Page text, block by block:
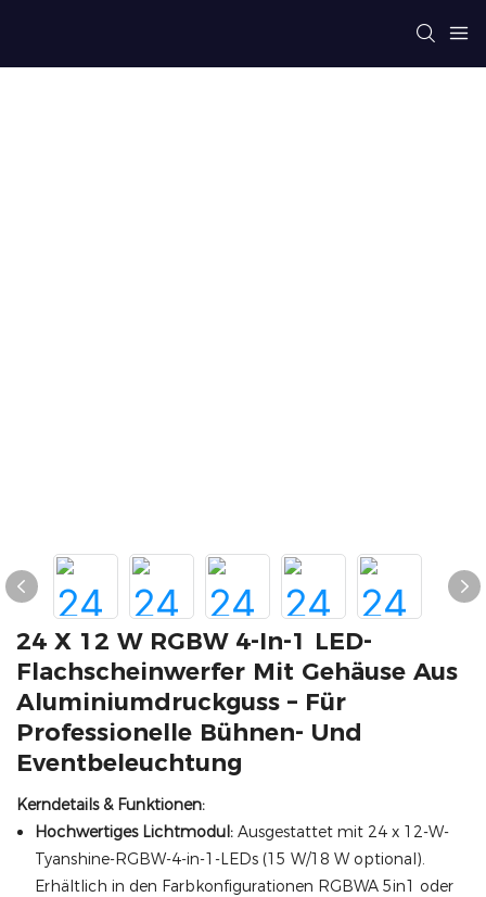
24 X 12 W RGBW 4-In-1 LED-
Flachscheinwerfer Mit Gehäuse Aus
Aluminiumdruckguss – Für
Professionelle Bühnen- Und
Eventbeleuchtung
Kerndetails & Funktionen:
Hochwertiges Lichtmodul:Ausgestattet mit 24 x 12-W-
Tyanshine-RGBW-4-in-1-LEDs (15 W/18 W optional).
Erhältlich in den Farbkonfigurationen RGBWA 5in1 oder